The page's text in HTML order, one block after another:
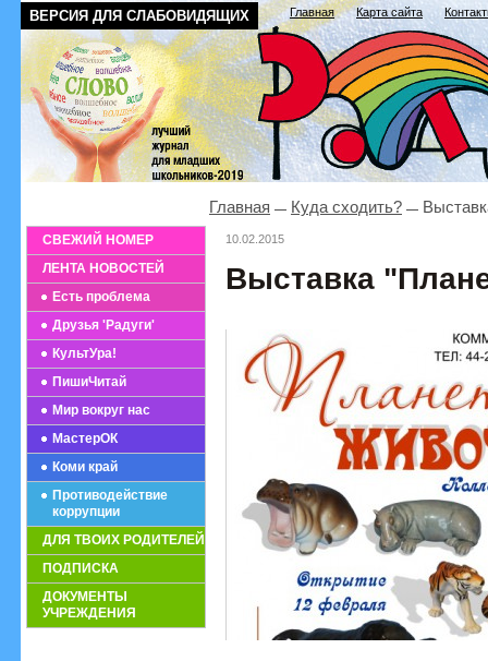
ВЕРСИЯ ДЛЯ СЛАБОВИДЯЩИХ Главная Карта сайта
СВЕЖИЙ НОМЕР
ЛЕНТА НОВОСТЕЙ
Есть проблема
Друзья 'Радуги'
КультУра!
ПишиЧитай
Мир вокруг нас
МастерОК
Коми край
Противодействие
коррупции
ДЛЯ ТВОИХ РОДИТЕЛЕЙ
ПОДПИСКА
ДОКУМЕНТЫ
УЧРЕЖДЕНИЯ
Главная Куда сходить?
10.02.2015
Выставка